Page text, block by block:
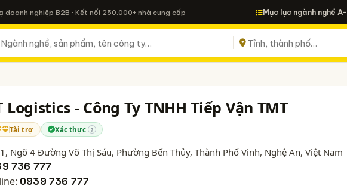
doanh nghiệp B2B · Kết nối 250.000+ nhà cung cấp Mục lục ngành nghề
Logistics - Công Ty TNHH Tiếp Vận TMT
Tài trợ Xác thực ?
Ngõ 4 Đường Võ Thị Sáu, Phường Bến Thủy, Thành Phố Vinh, Nghệ An, Việt Nam
736 777
0939 736 777